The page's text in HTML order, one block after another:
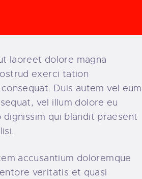
laoreet dolore magna
exerci tation
Duis autem vel eum
vel illum dolore eu
qui blandit praesent
accusantium doloremque
veritatis et quasi